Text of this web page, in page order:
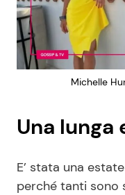
Michelle
Una lunga
E’ stata una
perché tanti sono